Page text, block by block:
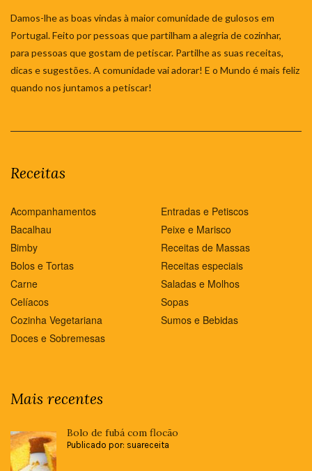
Damos-lhe as boas vindas à maior comunidade de gulosos em
Portugal. Feito por pessoas que partilham a alegria de cozinhar,
para pessoas que gostam de petiscar. Partilhe as suas receitas,
dicas e sugestões. A comunidade vai adorar! E o Mundo é mais feliz
quando nos juntamos a petiscar!
Receitas
Acompanhamentos
Bacalhau
Bimby
Bolos e Tortas
Carne
Celíacos
Cozinha Vegetariana
Doces e Sobremesas
Entradas e Petiscos
Peixe e Marisco
Receitas de Massas
Receitas especiais
Saladas e Molhos
Sopas
Sumos e Bebidas
Mais recentes
Bolo de fubá com flocão
Publicado por: suareceita